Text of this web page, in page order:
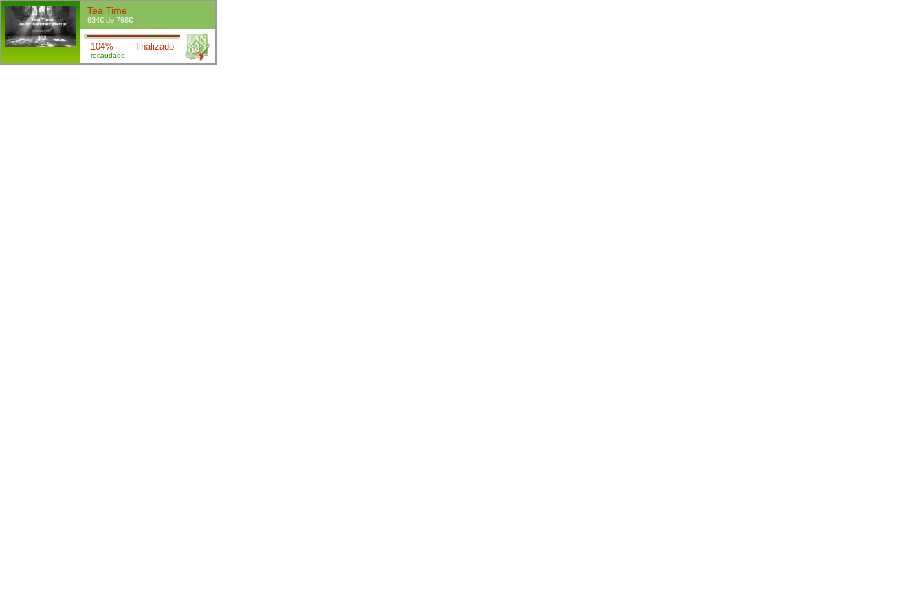
Tea Time
834€ de 798€
104%
recaudado
finalizado